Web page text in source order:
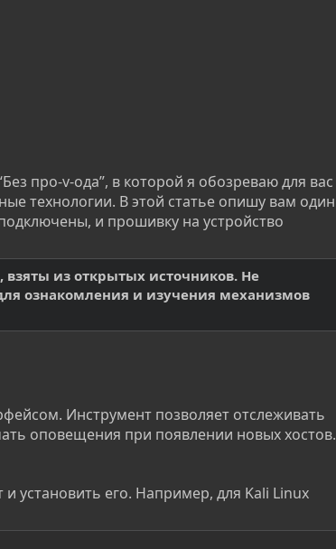
про-v-ода”, в которой я обозреваю для вас
технологии. В этой статье опишу вам один
и прошивку на устройство
из открытых источников. Не
ознакомления и изучения механизмов
Инструмент позволяет отслеживать
оповещения при появлении новых хостов.
установить его. Например, для Kali Linux